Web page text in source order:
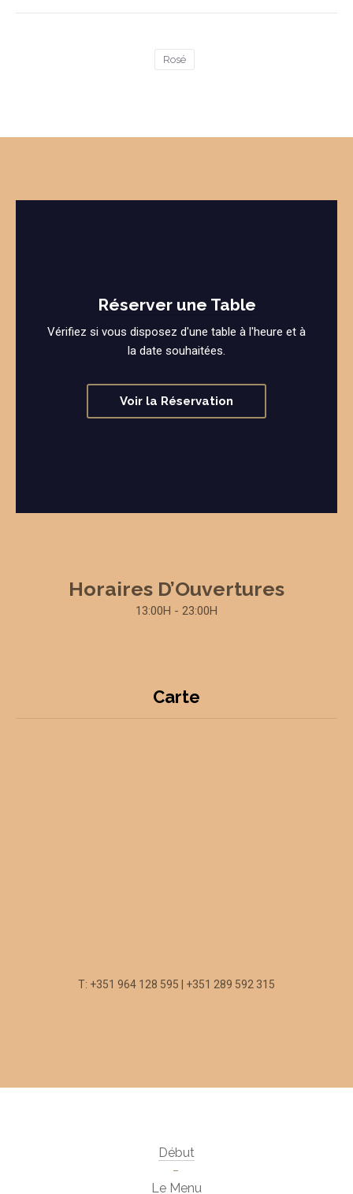
Rosé
Réserver une Table
Vérifiez si vous disposez d'une table à l'heure et à
la date souhaitées.
Voir la Réservation
Horaires D’Ouvertures
13:00H - 23:00H
Carte
T: +351 964 128 595 | +351 289 592 315
Début
Le Menu